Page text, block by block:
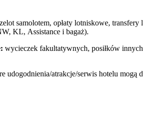
samolotem, opłaty lotniskowe,
KL, Assistance i bagaż).
wycieczek fakultatywnych, posiłków
atrakcje/serwis hotelu mogą